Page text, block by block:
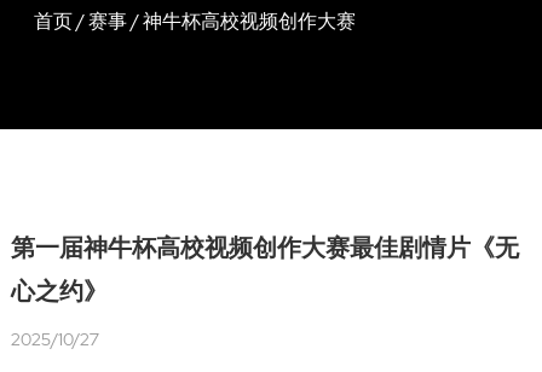
首页/赛事/神牛杯高校视频创作大赛
第一届神牛杯高校视频创作大赛最佳剧情片《无
心之约》
2025/10/27